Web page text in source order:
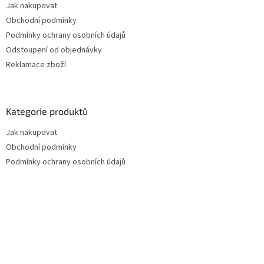
Jak nakupovat
Obchodní podmínky
Podmínky ochrany osobních údajů
Odstoupení od objednávky
Reklamace zboží
Kategorie produktů
Jak nakupovat
Obchodní podmínky
Podmínky ochrany osobních údajů